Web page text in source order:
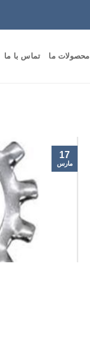
محصولات ما تماس با ما
17
مارس